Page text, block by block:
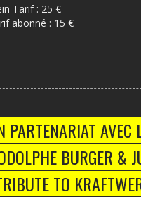
Tarif : 25 €
abonné : 15 €
PARTENARIAT AVEC
BURGER &
TO